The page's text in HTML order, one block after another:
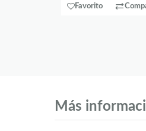
Favorito
Más